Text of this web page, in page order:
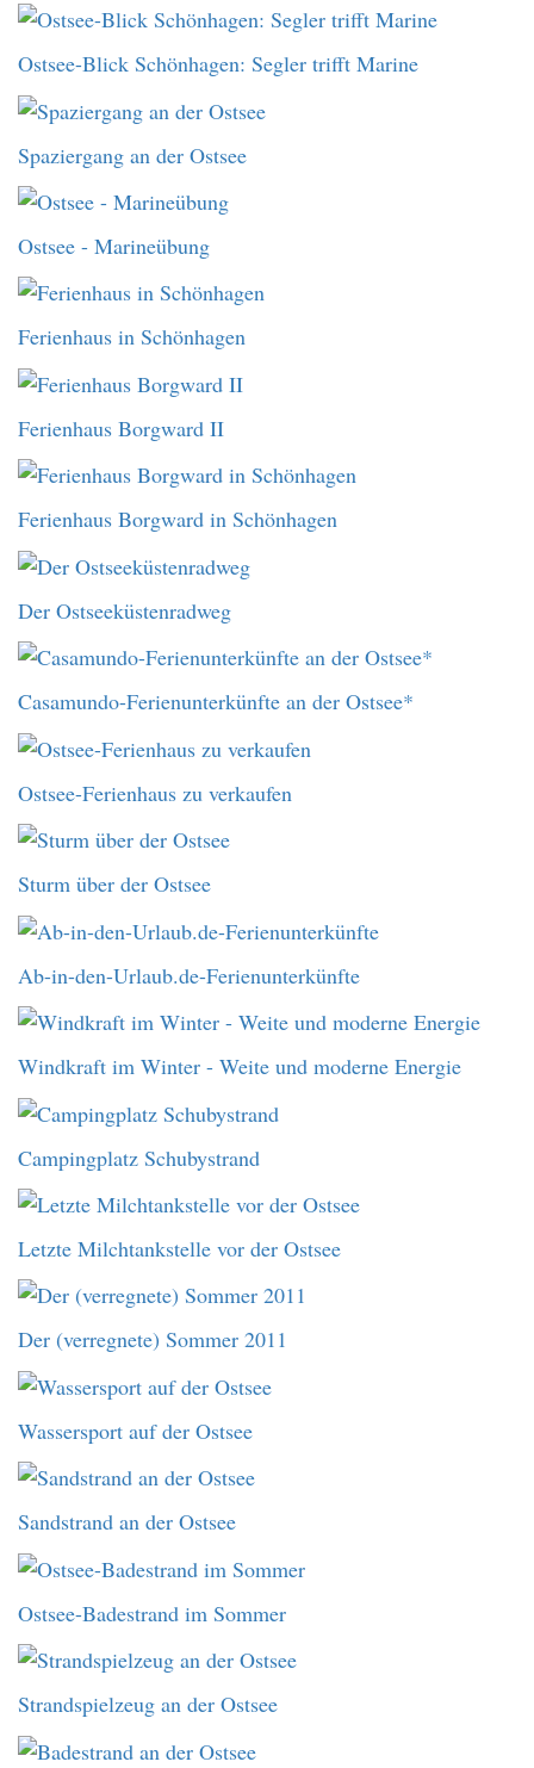
Ostsee-Blick Schönhagen: Segler trifft Marine
Spaziergang an der Ostsee
Ostsee - Marineübung
Ferienhaus in Schönhagen
Ferienhaus Borgward II
Ferienhaus Borgward in Schönhagen
Der Ostseeküstenradweg
Casamundo-Ferienunterkünfte an der Ostsee*
Ostsee-Ferienhaus zu verkaufen
Sturm über der Ostsee
Ab-in-den-Urlaub.de-Ferienunterkünfte
Windkraft im Winter - Weite und moderne Energie
Campingplatz Schubystrand
Letzte Milchtankstelle vor der Ostsee
Der (verregnete) Sommer 2011
Wassersport auf der Ostsee
Sandstrand an der Ostsee
Ostsee-Badestrand im Sommer
Strandspielzeug an der Ostsee